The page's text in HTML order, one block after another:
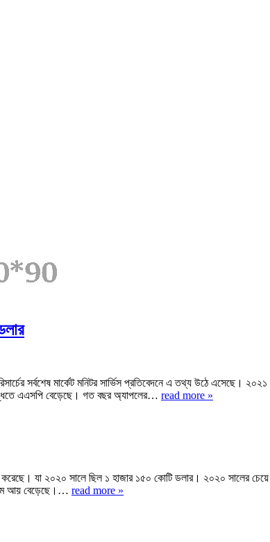
সর্বশেষ মার্কেট মনিটর সার্ভিস প্রতিবেদনে এ তথ্য উঠে এসেছে।
এএসপি বেড়েছে। গত বছর অ্যাপলের… read more »
করেছে। যা ২০২০ সালে ছিল ১ হাজার ১৫০ কোটি ডলার। ২০২০ সালের
আয় বেড়েছে।… read more »